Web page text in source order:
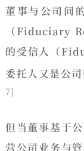
董事与公司间
（Fiduciary
的受信人（
委托人又是公
7]
但当董事基于
营公司业务与